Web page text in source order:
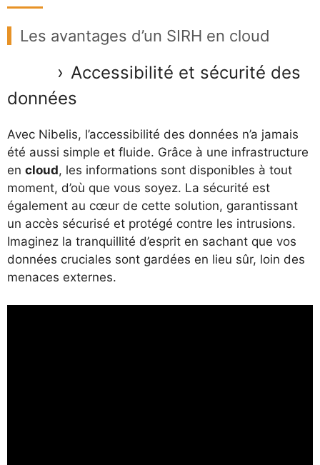
Les avantages d’un SIRH en cloud
Accessibilité et sécurité des
données
Avec Nibelis, l’accessibilité des données n’a jamais
été aussi simple et fluide. Grâce à une infrastructure
en cloud, les informations sont disponibles à tout
moment, d’où que vous soyez. La sécurité est
également au cœur de cette solution, garantissant
un accès sécurisé et protégé contre les intrusions.
Imaginez la tranquillité d’esprit en sachant que vos
données cruciales sont gardées en lieu sûr, loin des
menaces externes.